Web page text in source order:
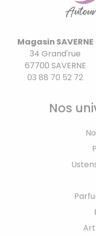
Magasin SAVERNE
34 Grand'rue
67700 SAVERNE
03 88 70 52 72
Nos